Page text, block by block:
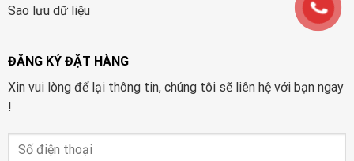
Sao lưu dữ liệu
ĐĂNG KÝ ĐẶT HÀNG
Xin vui lòng để lại thông tin, chúng tôi sẽ liên hệ với bạn ngay
!